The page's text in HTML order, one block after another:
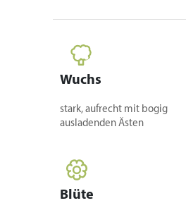
Wuchs
stark, aufrecht mit bogig
ausladenden Ästen
Blüte